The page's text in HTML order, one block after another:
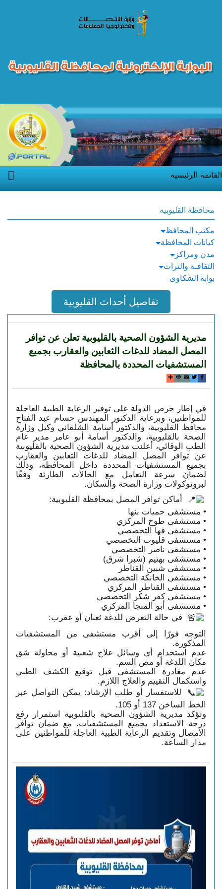
القائمة الرئيسية
محافظة القليوبية
مكتب المحافظ
كيانات المحافظة
مدن ومراكز
الثقافـة والتراث
بوابة الشكاوى
تفاصيل أحداث القليوبية
مديرية الشؤون الصحية بالقليوبية تعلن عن توافر
المصل المضاد للدغات الثعابين والعقارب بجميع
المستشفيات المحددة بالمحافظة
في إطار حرص الدولة على توفير الرعاية الطبية العاجلة
للمواطنين، وبرعاية الدكتور المهندس حسام عبد الفتاح
محافظ القليوبية، والدكتور أسامة الشلقاني وكيل وزارة
الصحة بالقليوبية، والدكتور أسامة أبو عامر مدير عام
الطب الوقائي، أعلنت مديرية الشؤون الصحية بالقليوبية
عن توافر المصل المضاد للدغات الثعابين والعقارب
بجميع المستشفيات المحددة داخل المحافظة، وذلك
لضمان سرعة التعامل مع الحالات الطارئة وفقًا
لبروتوكولات وزارة الصحة والسكان.
أماكن توافر المصل بمحافظة القليوبية:
• مستشفى حميات بنها
• مستشفى طوخ المركزي
• مستشفى قها التخصصي
• مستشفى قليوب التخصصي
• مستشفى ناصر التخصصي
• مستشفى بهتيم (شبرا شرق)
• مستشفى شبين القناطر
• مستشفى الخانكة التخصصي
• مستشفى القناطر المركزي
• مستشفى كفر شكر التخصصي
• مستشفى أبو المنجا المركزي
في حالة التعرض للدغة ثعبان أو عقرب:
المذكورة.
مكان اللدغة أو مص السم.
واستكمال التقييم والعلاج اللازم.
للاستفسار أو طلب الإرشاد: يمكن التواصل عبر
الخط الساخن 137 أو 105.
وتؤكد مديرية الشؤون الصحية بالقليوبية استمرار رفع
درجة الاستعداد بجميع المستشفيات، مع ضمان توافر
الأمصال وتقديم الرعاية الطبية العاجلة للمواطنين على
مدار الساعة.